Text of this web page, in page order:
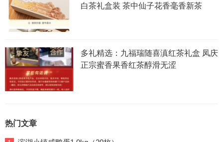
白茶礼盒装 茶中仙子花香毫香新茶
多礼精选：九福瑞随喜滇红茶礼盒 凤庆
正宗蜜香果香红茶醇滑无涩
热门文章